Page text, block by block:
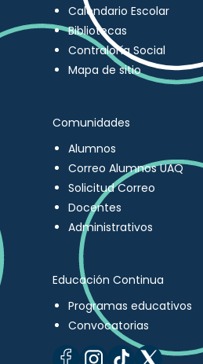
Calendario Escolar
Bibliotecas
Contraloría Social
Mapa de sitio
Comunidades
Alumnos
Correo Alumnos UAQ
Solicitud Correo
Docentes
Administrativos
Educación Continua
Programas educativos
Convocatorias